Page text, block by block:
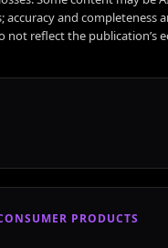
accuracy and completeness
not reflect the publication’s
PRODUCTS